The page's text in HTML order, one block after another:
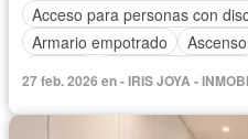
Acceso para personas con
Armario empotrado
Seguridad Terraza
27 feb. 2026 en - IRIS JOYA -